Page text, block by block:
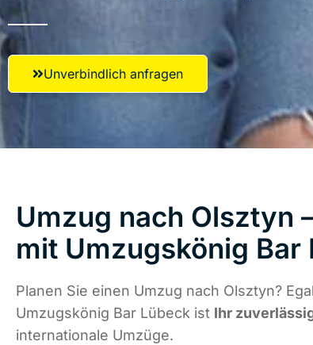
Unverbindlich anfragen
Umzug nach Olsztyn
mit Umzugskönig Bar
Planen Sie einen Umzug nach Olsztyn?
Umzugskönig Bar Lübeck ist Ihr
internationale Umzüge.